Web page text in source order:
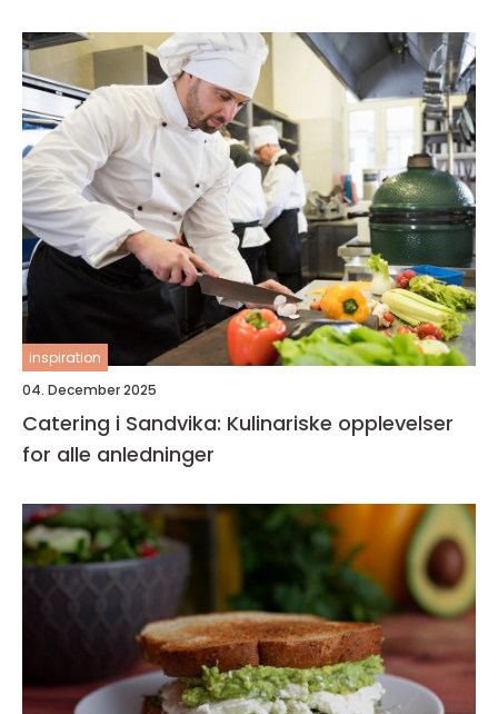
inspiration
04. December 2025
Catering i Sandvika: Kulinariske opplevelser
for alle anledninger